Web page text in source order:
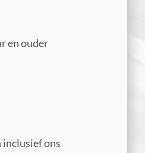
en ouder
ons